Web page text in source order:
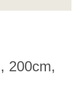
200cm,